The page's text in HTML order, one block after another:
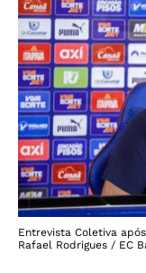
Entrevista Coletiva
Rafael Rodrigues / EC